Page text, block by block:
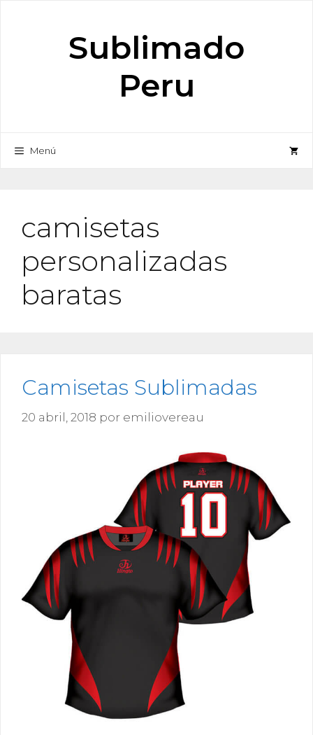
Sublimado
Peru
Menú
camisetas
personalizadas
baratas
Camisetas Sublimadas
20 abril, 2018 por emiliovereau